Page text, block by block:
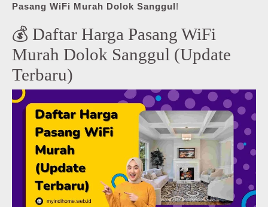
Pasang WiFi Murah Dolok Sanggul!
💰 Daftar Harga Pasang WiFi
Murah Dolok Sanggul (Update
Terbaru)